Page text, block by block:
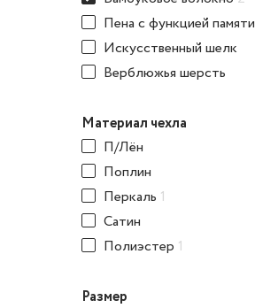
Пена с функцией памяти
Искусственный шелк
Верблюжья шерсть
Материал чехла
П/Лён
Поплин
Перкаль 1
Сатин
Полиэстер 1
Размер